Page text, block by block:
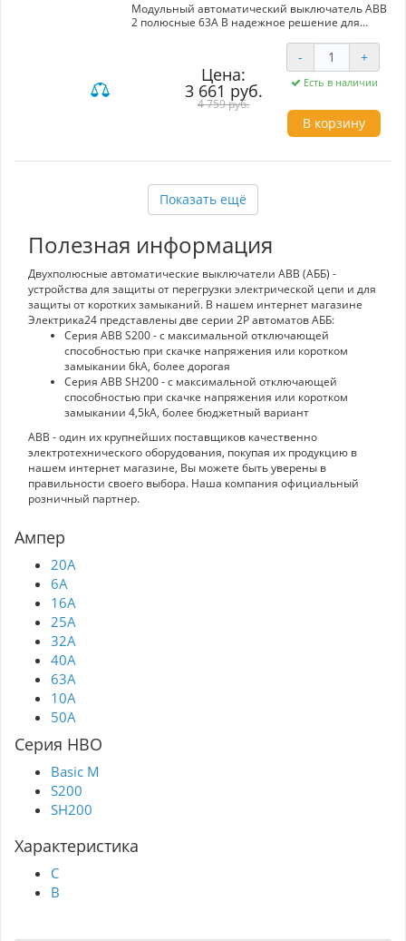
Модульный автоматический выключатель ABB
2 полюсные 63A B надежное решение для
автомат, предназначенный для установки на
DIN рейку, предлагает защиту от коротких
замыканий и перегрузок, обеспечивая
безопасность электросистемы. Выключатель
обладает высокой трубной аварийностью в 6
кА, что гарантирует надежность в критических
ситуациях. Производитель, компания ABB,
области электротехники, что свидетельствует
продукта. Выбирая ABB S200, вы инвестируете
в безопасность и стабильность своей
электроустановки.
Цена:
3 661 руб.
4 759 руб.
- +
Есть в наличии
В корзину
Показать ещё
Полезная информация
Двухполюсные автоматические выключатели ABB (АББ) -
устройства для защиты от перегрузки электрической цепи и для
защиты от коротких замыканий. В нашем интернет магазине
Электрика24 представлены две серии 2P автоматов АББ:
Серия ABB S200 - с максимальной отключающей
способностью при скачке напряжения или коротком
замыкании 6kA, более дорогая
Серия ABB SH200 - с максимальной отключающей
способностью при скачке напряжения или коротком
замыкании 4,5kA, более бюджетный вариант
ABB - один их крупнейших поставщиков качественно
электротехнического оборудования, покупая их продукцию в
нашем интернет магазине, Вы можете быть уверены в
правильности своего выбора. Наша компания официальный
розничный партнер.
Ампер
20A
6A
16A
25A
32A
40A
63A
10A
50A
Серия НВО
Basic M
S200
SH200
Характеристика
C
B